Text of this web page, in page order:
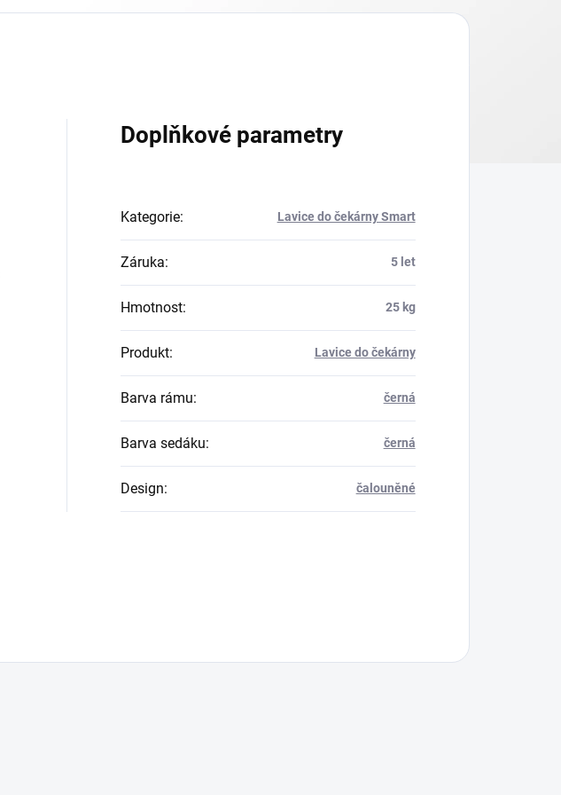
Doplňkové parametry
Kategorie: Lavice do čekárny Smart
Záruka: 5 let
Hmotnost: 25 kg
Produkt: Lavice do čekárny
Barva rámu: černá
Barva sedáku: černá
Design: čalouněné